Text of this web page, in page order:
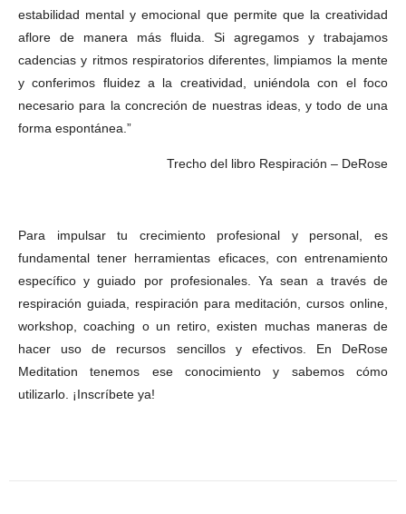
estabilidad mental y emocional que permite que la creatividad
aflore de manera más fluida. Si agregamos y trabajamos
cadencias y ritmos respiratorios diferentes, limpiamos la mente
y conferimos fluidez a la creatividad, uniéndola con el foco
necesario para la concreción de nuestras ideas, y todo de una
forma espontánea.”
Trecho del libro Respiración – DeRose
Para impulsar tu crecimiento profesional y personal, es
fundamental tener herramientas eficaces, con entrenamiento
específico y guiado por profesionales. Ya sean a través de
respiración guiada, respiración para meditación, cursos online,
workshop, coaching o un retiro, existen muchas maneras de
hacer uso de recursos sencillos y efectivos. En DeRose
Meditation tenemos ese conocimiento y sabemos cómo
utilizarlo. ¡Inscríbete ya!